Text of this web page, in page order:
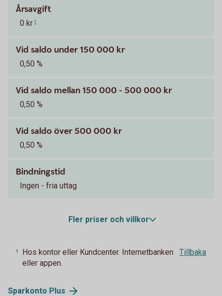
Årsavgift
0 kr 1
Vid saldo under 150 000 kr
0,50 %
Vid saldo mellan 150 000 - 500 000 kr
0,50 %
Vid saldo över 500 000 kr
0,50 %
Bindningstid
Ingen - fria uttag
Fler priser och villkor
1
Hos kontor eller Kundcenter. Internetbanken
eller appen.
Tillbaka
Sparkonto Plus